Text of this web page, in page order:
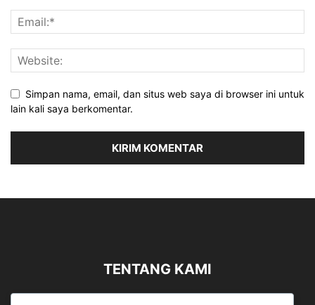
Simpan nama, email, dan situs web saya di browser ini untuk
lain kali saya berkomentar.
TENTANG KAMI